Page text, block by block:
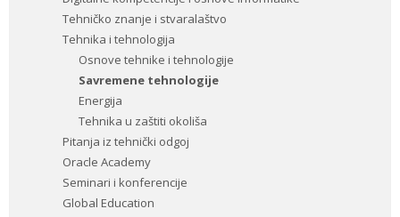
Tehničko znanje i stvaralaštvo
Tehnika i tehnologija
Osnove tehnike i tehnologije
Savremene tehnologije
Energija
Tehnika u zaštiti okoliša
Pitanja iz tehnički odgoj
Oracle Academy
Seminari i konferencije
Global Education